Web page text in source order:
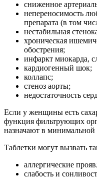
сниженное
непереносимость
препарата (в том
нестабильная
хроническая
обострения;
инфаркт миокарда,
кардиогенный шок;
коллапс;
стеноз аорты;
недостаточность
Если у женщины есть
функция фильтрующих
назначают в минимальной
Таблетки могут вызвать
аллергические
слабость и